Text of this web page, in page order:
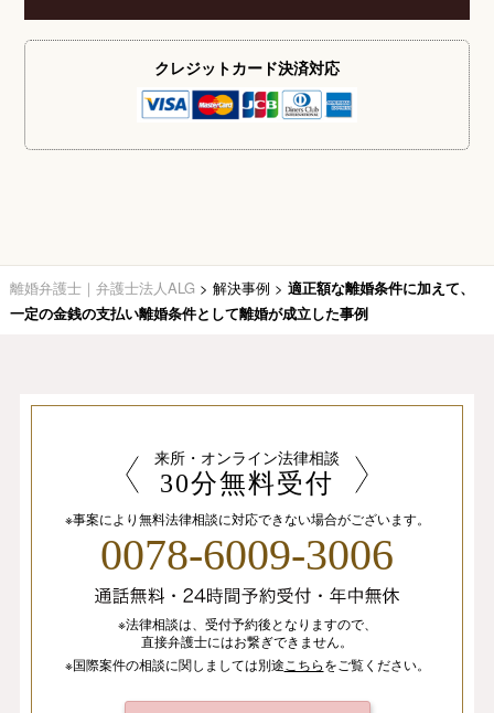
クレジットカード決済対応
離婚弁護士｜弁護士法人ALG > 解決事例 > 適正額な離婚条件に加えて、
一定の金銭の支払い離婚条件として離婚が成立した事例
来所・オンライン法律相談
30分無料受付
※事案により無料法律相談に対応できない場合がございます。
0078-6009-3006
※法律相談は、 受付予約後となりますので、
直接弁護士にはお繋ぎできません。
※国際案件の相談に関しましては別途 こちらをご覧ください。